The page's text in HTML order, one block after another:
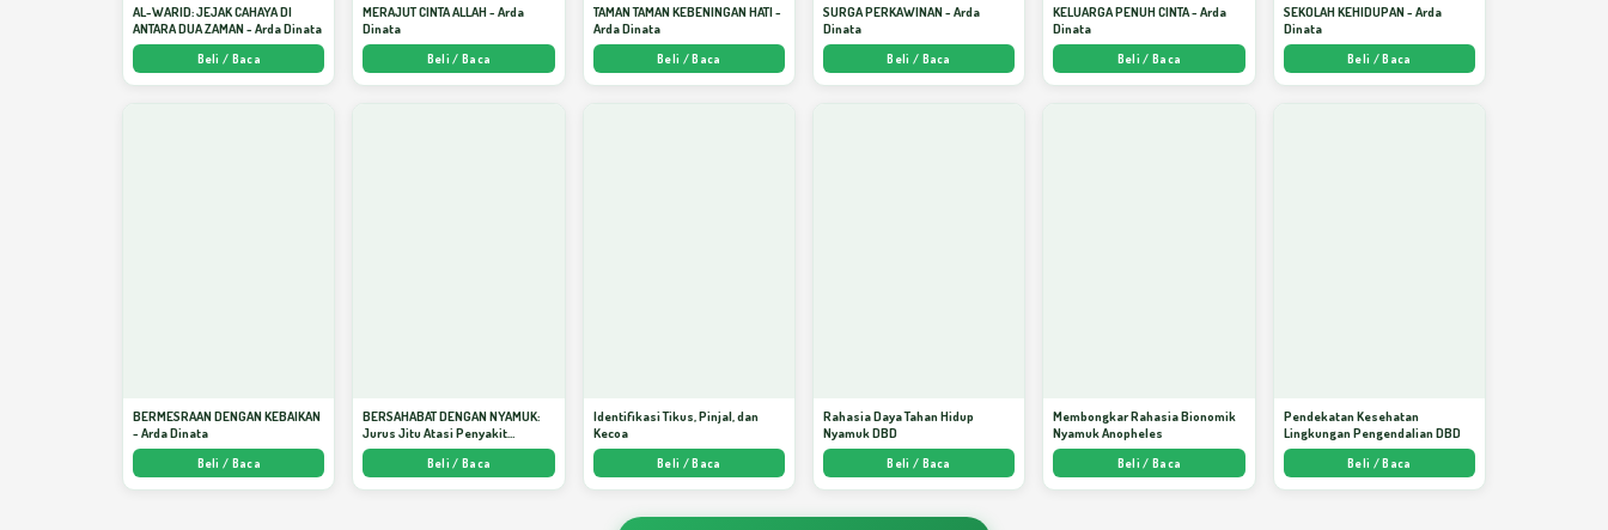
AL-WARID: JEJAK CAHAYA DI
ANTARA DUA ZAMAN - Arda Dinata
Beli / Baca
MERAJUT CINTA ALLAH - Arda
Dinata
Beli / Baca
TAMAN TAMAN KEBENINGAN HATI -
Arda Dinata
Beli / Baca
SURGA PERKAWINAN - Arda
Dinata
Beli / Baca
KELUARGA PENUH CINTA - Arda
Dinata
Beli / Baca
SEKOLAH KEHIDUPAN - Arda
Dinata
Beli / Baca
BERMESRAAN DENGAN KEBAIKAN
- Arda Dinata
Beli / Baca
BERSAHABAT DENGAN NYAMUK:
Jurus Jitu Atasi Penyakit
Bersumber Nyamuk - Arda Dinata
Beli / Baca
Identifikasi Tikus, Pinjal, dan
Kecoa
Beli / Baca
Rahasia Daya Tahan Hidup
Nyamuk DBD
Beli / Baca
Membongkar Rahasia Bionomik
Nyamuk Anopheles
Beli / Baca
Pendekatan Kesehatan
Lingkungan Pengendalian DBD
Beli / Baca